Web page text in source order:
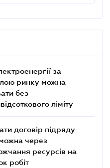
за
ринку можна
без
ліміту
договір підряду
через
ресурсів на
робіт